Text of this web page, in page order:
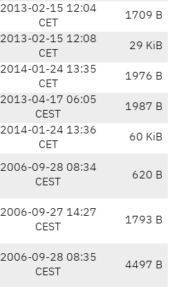
2013-02-15 12:04
CET
1709 B
2013-02-15 12:08
CET
29 KiB
2014-01-24 13:35
CET
1976 B
2013-04-17 06:05
CEST
1987 B
2014-01-24 13:36
CET
60 KiB
2006-09-28 08:34
CEST
620 B
2006-09-27 14:27
CEST
1793 B
2006-09-28 08:35
CEST
4497 B